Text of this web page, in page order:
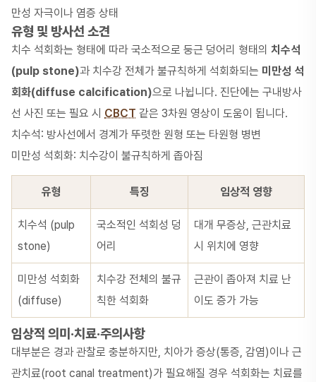
만성 자극이나 염증 상태
유형 및 방사선 소견
치수 석회화는 형태에 따라 국소적으로 둥근 덩어리 형태의 치수석
(pulp stone)과 치수강 전체가 불규칙하게 석회화되는 미만성 석
회화(diffuse calcification)으로 나뉩니다. 진단에는 구내방사
선 사진 또는 필요 시 CBCT 같은 3차원 영상이 도움이 됩니다.
치수석: 방사선에서 경계가 뚜렷한 원형 또는 타원형 병변
미만성 석회화: 치수강이 불규칙하게 좁아짐
유형 특징 임상적 영향
치수석 (pulp
stone)
국소적인 석회성 덩
어리
대개 무증상, 근관치료
시 위치에 영향
미만성 석회화
(diffuse)
치수강 전체의 불규
칙한 석회화
근관이 좁아져 치료 난
이도 증가 가능
임상적 의미·치료·주의사항
대부분은 경과 관찰로 충분하지만, 치아가 증상(통증, 감염)이나 근
관치료(root canal treatment)가 필요해질 경우 석회화는 치료를